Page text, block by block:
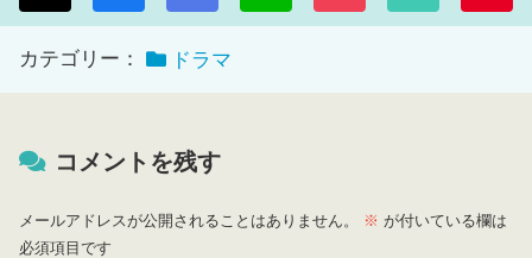
カテゴリー： ドラマ
コメントを残す
メールアドレスが公開されることはありません。 ※ が付いている欄は
必須項目です